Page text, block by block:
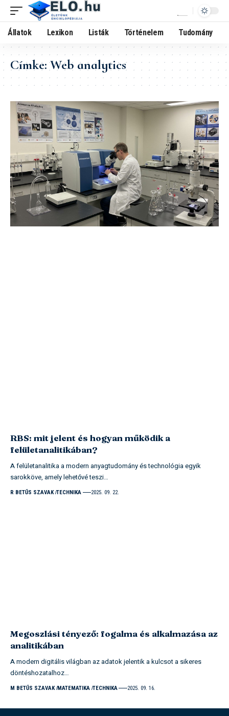
Állatok Lexikon Listák Történelem Tudomány
Címke:Web analytics
RBS: mit jelent és hogyan működik a
felületanalitikában?
A felületanalitika a modern anyagtudomány és technológia egyik
sarokköve, amely lehetővé teszi…
R BETŰS SZAVAK TECHNIKA 2025. 09. 22.
Megoszlási tényező: fogalma és alkalmazása az
analitikában
A modern digitális világban az adatok jelentik a kulcsot a sikeres
döntéshozatalhoz…
M BETŰS SZAVAK MATEMATIKA TECHNIKA 2025. 09. 16.